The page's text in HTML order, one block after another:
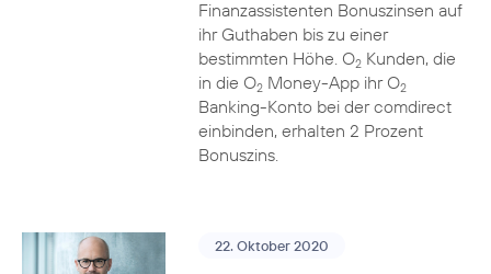
Finanzassistenten Bonuszinsen auf
ihr Guthaben bis zu einer
bestimmten Höhe. O2Kunden, die
in die O2Money-App ihr O2
Banking-Konto bei der comdirect
einbinden, erhalten 2 Prozent
Bonuszins.
22. Oktober 2020